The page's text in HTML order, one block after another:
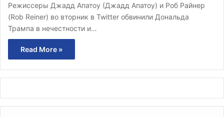
Режиссеры Джадд Апатоу (Джадд Апатоу) и Роб Райнер
(Rob Reiner) во вторник в Twitter обвинили Дональда
Трампа в нечестности и…
Read More »